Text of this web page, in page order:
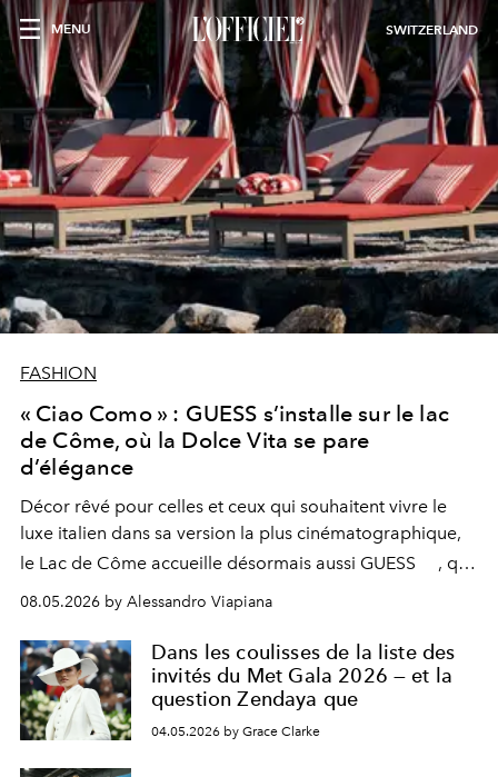
MENU SWITZERLAND
FASHION
« Ciao Como » : GUESS s’installe sur le lac
de Côme, où la Dolce Vita se pare
d’élégance
Décor rêvé pour celles et ceux qui souhaitent vivre le
luxe italien dans sa version la plus cinématographique,
le Lac de Côme accueille désormais aussi GUESS
, qui
signe un takeover entre boutiques, hôtels, bateaux et
fragrances. L’une des opérations de style les plus
réussies de la saison.
08.05.2026 by Alessandro Viapiana
Dans les coulisses de la liste des
invités du Met Gala 2026 — et la
question Zendaya que
04.05.2026 by Grace Clarke